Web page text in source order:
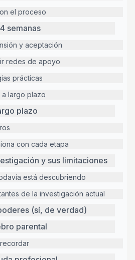
el proceso
semanas
y aceptación
redes de apoyo
prácticas
a largo plazo
plazo
con cada etapa
y sus limitaciones
está descubriendo
de la investigación actual
(sí, de verdad)
parental